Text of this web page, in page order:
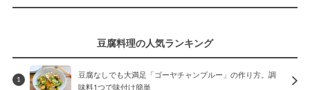
豆腐料理の人気ランキング
1
豆腐なしでも大満足「ゴーヤチャンプルー」の作り方。調
味料1つで味付け簡単